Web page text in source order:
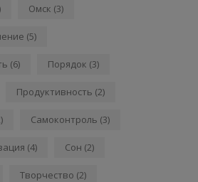
Омск (3)
(5)
(6) Порядок (3)
Продуктивность (2)
Самоконтроль (3)
(4) Сон (2)
Творчество (2)